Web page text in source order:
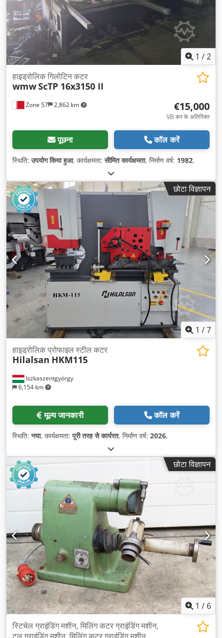
1 /2
Zone 57 2,862 km
हाइड्रोलिक गिलोटिन कटर
wmwScTP 16x3150 II
€15,000
VB कर के अतिरिक्त
पूछना कॉल करें
स्थिति:उपयोग किया हुआ, कार्यक्षमता:सीमित कार्यक्षमता, निर्माण वर्ष: 1982,
छोटा विज्ञापन
1 /7
Iszkaszentgyörgy
6,154 km
हाइड्रोलिक प्रोफाइल स्टील कटर
Hilalsan HKM115
मूल्य जानकारी कॉल करें
स्थिति:नया, कार्यक्षमता:पूरी तरह से कार्यरत, निर्माण वर्ष: 2026,
छोटा विज्ञापन
1 / 6
स्टिचेल ग्राइंडिंग मशीन, मिलिंग कटर ग्राइंडिंग मशीन,
टूल ग्राइंडिंग मशीन, मिलिंग कटर ग्राइंडिंग मशीन